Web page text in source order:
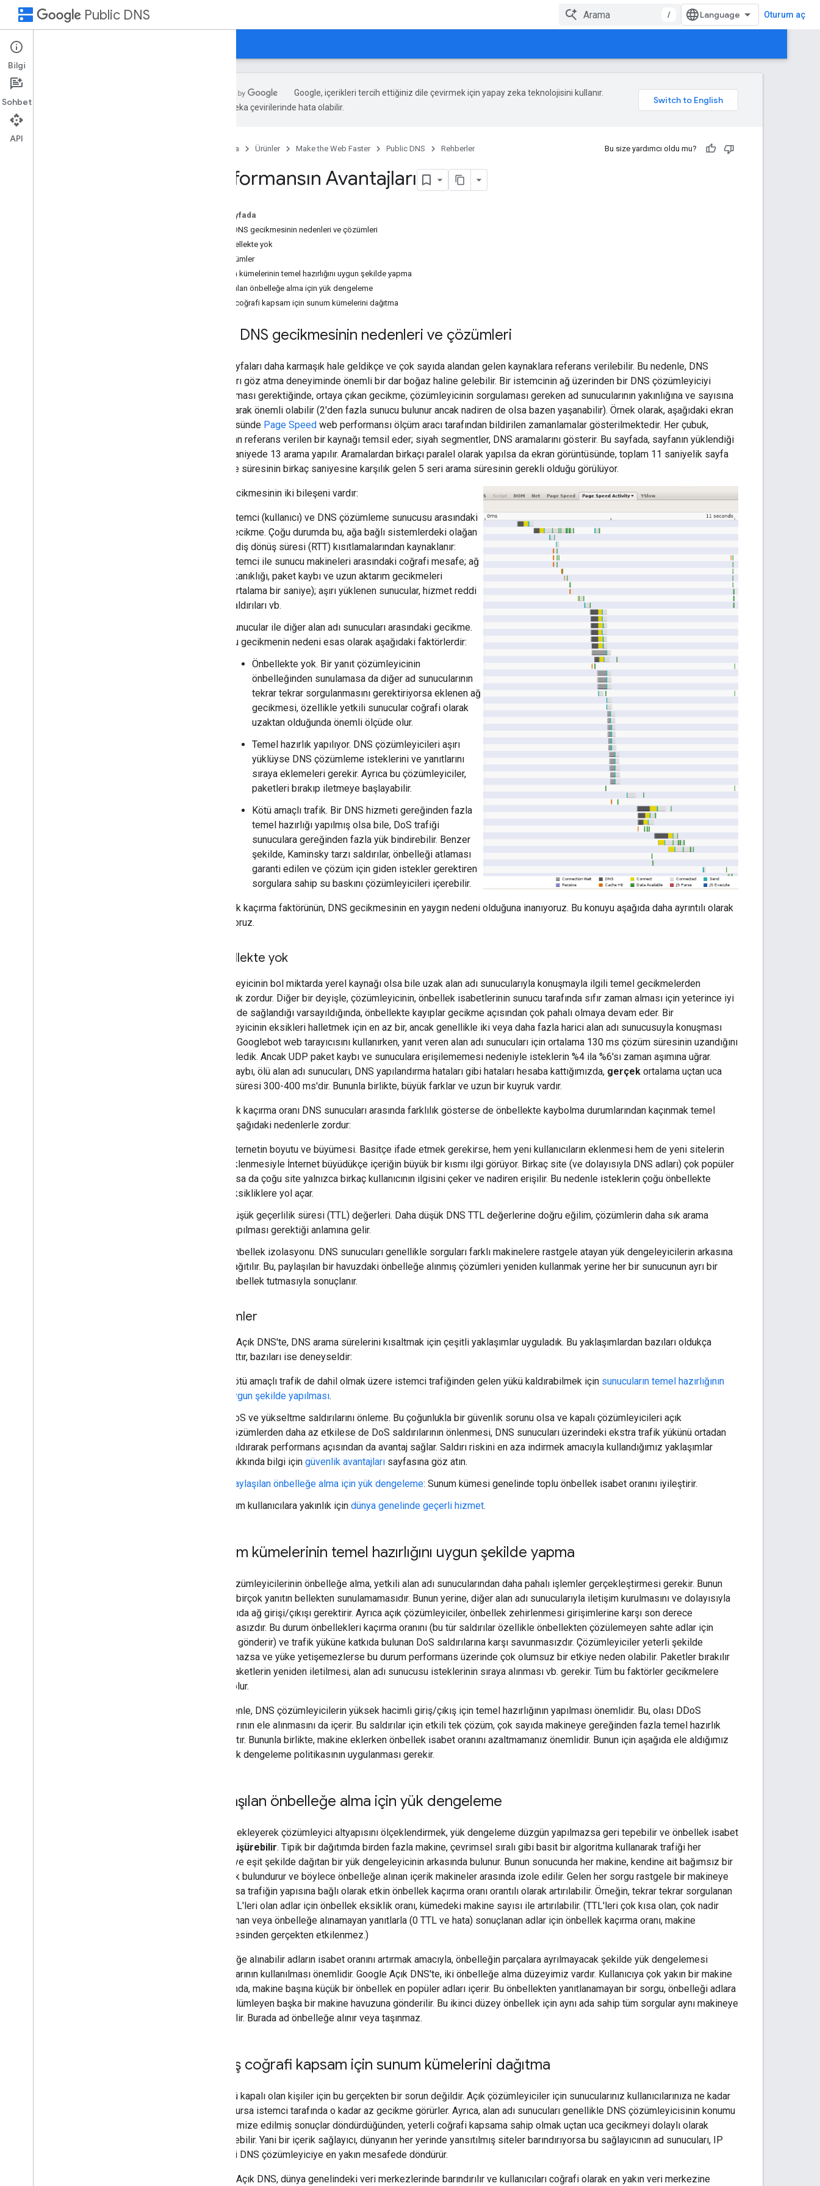
dns Public DNS / Oturum aç
Genel bakış
Google, içerikleri tercih ettiğiniz dile çevirmek için yapay zeka teknolojisini kullanır.
Yapay zeka çevirilerinde hata olabilir.
Ana Sayfa Ürünler Make the Web Faster Public DNS Rehberler Bu size yardımcı oldu mu?
Performansın Avantajları
Bu sayfada
Giriş: DNS gecikmesinin nedenleri ve çözümleri
Önbellekte yok
Çözümler
Sunum kümelerinin temel hazırlığını uygun şekilde yapma
Paylaşılan önbelleğe alma için yük dengeleme
Geniş coğrafi kapsam için sunum kümelerini dağıtma
Giriş: DNS gecikmesinin nedenleri ve çözümleri
Web sayfaları daha karmaşık hale geldikçe ve çok sayıda alandan gelen kaynaklara referans verilebilir. Bu nedenle, DNS
aramaları göz atma deneyiminde önemli bir dar boğaz haline gelebilir. Bir istemcinin ağ üzerinden bir DNS çözümleyiciyi
sorgulaması gerektiğinde, ortaya çıkan gecikme, çözümleyicinin sorgulaması gereken ad sunucularının yakınlığına ve sayısına
bağlı olarak önemli olabilir (2'den fazla sunucu bulunur ancak nadiren de olsa bazen yaşanabilir). Örnek olarak, aşağıdaki ekran
görüntüsünde Page Speed web performansı ölçüm aracı tarafından bildirilen zamanlamalar gösterilmektedir. Her çubuk,
sayfadan referans verilen bir kaynağı temsil eder; siyah segmentler, DNS aramalarını gösterir. Bu sayfada, sayfanın yüklendiği
ilk 11 saniyede 13 arama yapılır. Aramalardan birkaçı paralel olarak yapılsa da ekran görüntüsünde, toplam 11 saniyelik sayfa
yükleme süresinin birkaç saniyesine karşılık gelen 5 seri arama süresinin gerekli olduğu görülüyor.
DNS gecikmesinin iki bileşeni vardır:
İstemci (kullanıcı) ve DNS çözümleme sunucusu arasındaki
gecikme. Çoğu durumda bu, ağa bağlı sistemlerdeki olağan
gidiş dönüş süresi (RTT) kısıtlamalarından kaynaklanır:
istemci ile sunucu makineleri arasındaki coğrafi mesafe; ağ
tıkanıklığı, paket kaybı ve uzun aktarım gecikmeleri
(ortalama bir saniye); aşırı yüklenen sunucular, hizmet reddi
saldırıları vb.
Sunucular ile diğer alan adı sunucuları arasındaki gecikme.
Bu gecikmenin nedeni esas olarak aşağıdaki faktörlerdir:
Önbellekte yok. Bir yanıt çözümleyicinin
önbelleğinden sunulamasa da diğer ad sunucularının
tekrar tekrar sorgulanmasını gerektiriyorsa eklenen ağ
gecikmesi, özellikle yetkili sunucular coğrafi olarak
uzaktan olduğunda önemli ölçüde olur.
Temel hazırlık yapılıyor. DNS çözümleyicileri aşırı
yüklüyse DNS çözümleme isteklerini ve yanıtlarını
sıraya eklemeleri gerekir. Ayrıca bu çözümleyiciler,
paketleri bırakıp iletmeye başlayabilir.
Kötü amaçlı trafik. Bir DNS hizmeti gereğinden fazla
temel hazırlığı yapılmış olsa bile, DoS trafiği
sunuculara gereğinden fazla yük bindirebilir. Benzer
şekilde, Kaminsky tarzı saldırılar, önbelleği atlaması
garanti edilen ve çözüm için giden istekler gerektiren
sorgulara sahip su baskını çözümleyicileri içerebilir.
Önbellek kaçırma faktörünün, DNS gecikmesinin en yaygın nedeni olduğuna inanıyoruz. Bu konuyu aşağıda daha ayrıntılı olarak
ele alıyoruz.
Önbellekte yok
Çözümleyicinin bol miktarda yerel kaynağı olsa bile uzak alan adı sunucularıyla konuşmayla ilgili temel gecikmelerden
kaçınmak zordur. Diğer bir deyişle, çözümleyicinin, önbellek isabetlerinin sunucu tarafında sıfır zaman alması için yeterince iyi
bir şekilde sağlandığı varsayıldığında, önbellekte kayıplar gecikme açısından çok pahalı olmaya devam eder. Bir
çözümleyicinin eksikleri halletmek için en az bir, ancak genellikle iki veya daha fazla harici alan adı sunucusuyla konuşması
gerekir. Googlebot web tarayıcısını kullanırken, yanıt veren alan adı sunucuları için ortalama 130 ms çözüm süresinin uzandığını
gözlemledik. Ancak UDP paket kaybı ve sunuculara erişilememesi nedeniyle isteklerin %4 ila %6'sı zaman aşımına uğrar.
Paket kaybı, ölü alan adı sunucuları, DNS yapılandırma hataları gibi hataları hesaba kattığımızda, gerçek ortalama uçtan uca
çözüm süresi 300-400 ms'dir. Bununla birlikte, büyük farklar ve uzun bir kuyruk vardır.
Önbellek kaçırma oranı DNS sunucuları arasında farklılık gösterse de önbellekte kaybolma durumlarından kaçınmak temel
olarak aşağıdaki nedenlerle zordur:
İnternetin boyutu ve büyümesi. Basitçe ifade etmek gerekirse, hem yeni kullanıcıların eklenmesi hem de yeni sitelerin
eklenmesiyle İnternet büyüdükçe içeriğin büyük bir kısmı ilgi görüyor. Birkaç site (ve dolayısıyla DNS adları) çok popüler
olsa da çoğu site yalnızca birkaç kullanıcının ilgisini çeker ve nadiren erişilir. Bu nedenle isteklerin çoğu önbellekte
eksikliklere yol açar.
Düşük geçerlilik süresi (TTL) değerleri. Daha düşük DNS TTL değerlerine doğru eğilim, çözümlerin daha sık arama
yapılması gerektiği anlamına gelir.
Önbellek izolasyonu. DNS sunucuları genellikle sorguları farklı makinelere rastgele atayan yük dengeleyicilerin arkasına
dağıtılır. Bu, paylaşılan bir havuzdaki önbelleğe alınmış çözümleri yeniden kullanmak yerine her bir sunucunun ayrı bir
önbellek tutmasıyla sonuçlanır.
Çözümler
Google Açık DNS'te, DNS arama sürelerini kısaltmak için çeşitli yaklaşımlar uyguladık. Bu yaklaşımlardan bazıları oldukça
standarttır, bazıları ise deneyseldir:
Kötü amaçlı trafik de dahil olmak üzere istemci trafiğinden gelen yükü kaldırabilmek için sunucuların temel hazırlığının
uygun şekilde yapılması.
DoS ve yükseltme saldırılarını önleme. Bu çoğunlukla bir güvenlik sorunu olsa ve kapalı çözümleyicileri açık
çözümlerden daha az etkilese de DoS saldırılarının önlenmesi, DNS sunucuları üzerindeki ekstra trafik yükünü ortadan
kaldırarak performans açısından da avantaj sağlar. Saldırı riskini en aza indirmek amacıyla kullandığımız yaklaşımlar
hakkında bilgi için güvenlik avantajları sayfasına göz atın.
Paylaşılan önbelleğe alma için yük dengeleme: Sunum kümesi genelinde toplu önbellek isabet oranını iyileştirir.
Tüm kullanıcılara yakınlık için dünya genelinde geçerli hizmet.
Sunum kümelerinin temel hazırlığını uygun şekilde yapma
DNS çözümleyicilerinin önbelleğe alma, yetkili alan adı sunucularından daha pahalı işlemler gerçekleştirmesi gerekir. Bunun
nedeni, birçok yanıtın bellekten sunulamamasıdır. Bunun yerine, diğer alan adı sunucularıyla iletişim kurulmasını ve dolayısıyla
çok sayıda ağ girişi/çıkışı gerektirir. Ayrıca açık çözümleyiciler, önbellek zehirlenmesi girişimlerine karşı son derece
savunmasızdır. Bu durum önbellekleri kaçırma oranını (bu tür saldırılar özellikle önbellekten çözülemeyen sahte adlar için
istekler gönderir) ve trafik yüküne katkıda bulunan DoS saldırılarına karşı savunmasızdır. Çözümleyiciler yeterli şekilde
sağlanmazsa ve yüke yetişemezlerse bu durum performans üzerinde çok olumsuz bir etkiye neden olabilir. Paketler bırakılır
ve bu paketlerin yeniden iletilmesi, alan adı sunucusu isteklerinin sıraya alınması vb. gerekir. Tüm bu faktörler gecikmelere
neden olur.
Bu nedenle, DNS çözümleyicilerin yüksek hacimli giriş/çıkış için temel hazırlığının yapılması önemlidir. Bu, olası DDoS
saldırılarının ele alınmasını da içerir. Bu saldırılar için etkili tek çözüm, çok sayıda makineye gereğinden fazla temel hazırlık
yapmaktır. Bununla birlikte, makine eklerken önbellek isabet oranını azaltmamanız önemlidir. Bunun için aşağıda ele aldığımız
etkili yük dengeleme politikasının uygulanması gerekir.
Paylaşılan önbelleğe alma için yük dengeleme
Makine ekleyerek çözümleyici altyapısını ölçeklendirmek, yük dengeleme düzgün yapılmazsa geri tepebilir ve önbellek isabet
düşürebilir. Tipik bir dağıtımda birden fazla makine, çevrimsel sıralı gibi basit bir algoritma kullanarak trafiği her
makineye eşit şekilde dağıtan bir yük dengeleyicinin arkasında bulunur. Bunun sonucunda her makine, kendine ait bağımsız bir
önbellek bulundurur ve böylece önbelleğe alınan içerik makineler arasında izole edilir. Gelen her sorgu rastgele bir makineye
dağıtılırsa trafiğin yapısına bağlı olarak etkin önbellek kaçırma oranı orantılı olarak artırılabilir. Örneğin, tekrar tekrar sorgulanan
uzun TTL'leri olan adlar için önbellek eksiklik oranı, kümedeki makine sayısı ile artırılabilir. (TTL'leri çok kısa olan, çok nadir
sorgulanan veya önbelleğe alınamayan yanıtlarla (0 TTL ve hata) sonuçlanan adlar için önbellek kaçırma oranı, makine
eklenmesinden gerçekten etkilenmez.)
Önbelleğe alınabilir adların isabet oranını artırmak amacıyla, önbelleğin parçalara ayrılmayacak şekilde yük dengelemesi
sunucularının kullanılması önemlidir. Google Açık DNS'te, iki önbelleğe alma düzeyimiz vardır. Kullanıcıya çok yakın bir makine
havuzunda, makine başına küçük bir önbellek en popüler adları içerir. Bu önbellekten yanıtlanamayan bir sorgu, önbelleği adlara
göre bölümleyen başka bir makine havuzuna gönderilir. Bu ikinci düzey önbellek için aynı ada sahip tüm sorgular aynı makineye
gönderilir. Burada ad önbelleğe alınır veya taşınmaz.
Geniş coğrafi kapsam için sunum kümelerini dağıtma
Çözümü kapalı olan kişiler için bu gerçekten bir sorun değildir. Açık çözümleyiciler için sunucularınız kullanıcılarınıza ne kadar
yakın olursa istemci tarafında o kadar az gecikme görürler. Ayrıca, alan adı sunucuları genellikle DNS çözümleyicisinin konumu
için optimize edilmiş sonuçlar döndürdüğünden, yeterli coğrafi kapsama sahip olmak uçtan uca gecikmeyi dolaylı olarak
iyileştirebilir. Yani bir içerik sağlayıcı, dünyanın her yerinde yansıtılmış siteler barındırıyorsa bu sağlayıcının ad sunucuları, IP
adresini DNS çözümleyiciye en yakın mesafede döndürür.
Google Açık DNS, dünya genelindeki veri merkezlerinde barındırılır ve kullanıcıları coğrafi olarak en yakın veri merkezine
Bilgi
Sohbet
API